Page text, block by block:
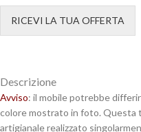
RICEVI LA TUA OFFERTA
Descrizione
Avviso: il mobile potrebbe
colore mostrato in foto. Questa
artigianale realizzato